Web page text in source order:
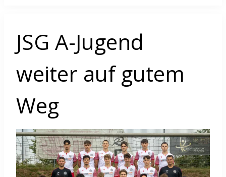
JSG A-Jugend
weiter auf gutem
Weg